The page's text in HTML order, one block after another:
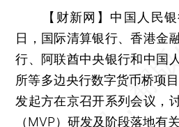
【财新网】 中国人民
日，国际清算银行、香港金
行、阿联酋中央银行和中国
所等多边央行数字货币桥项
发起方在京召开系列会议，
（MVP）研发及阶段落地有